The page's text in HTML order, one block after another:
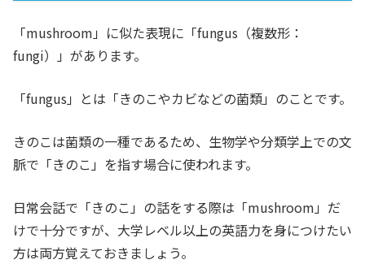
「mushroom」に似た表現に「fungus（複数形：
fungi）」があります。
「fungus」とは「きのこやカビなどの菌類」のことです。
きのこは菌類の一種であるため、生物学や分類学上での文
脈で「きのこ」を指す場合に使われます。
日常会話で「きのこ」の話をする際は「mushroom」だ
けで十分ですが、大学レベル以上の英語力を身につけたい
方は両方覚えておきましょう。